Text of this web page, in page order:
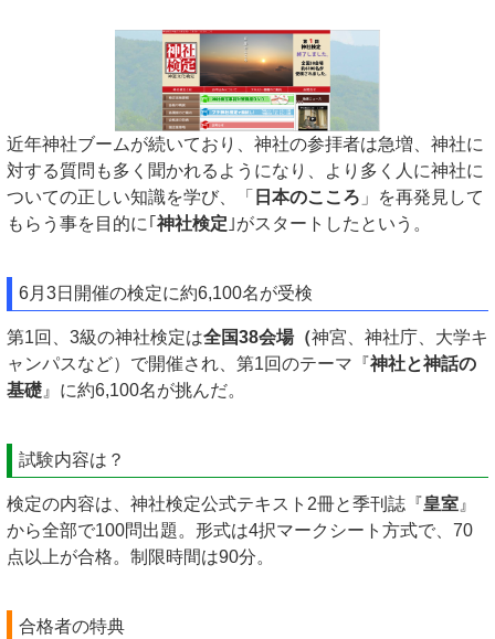
近年神社ブームが続いており、神社の参拝者は急増、神社に
対する質問も多く聞かれるようになり、より多く人に神社に
ついての正しい知識を学び、「 日本のこころ 」を再発見して
もらう事を目的に｢ 神社検定 ｣がスタートしたという。
6月3日開催の検定に約6,100名が受検
第1回、3級の神社検定は全国38会場（神宮、神社庁、大学キ
ャンパスなど）で開催され、第1回のテーマ『神社と神話の
基礎 』に約6,100名が挑んだ。
試験内容は？
検定の内容は、神社検定公式テキスト2冊と季刊誌『皇室 』
から全部で100問出題。形式は4択マークシート方式で、70
点以上が合格。制限時間は90分。
合格者の特典